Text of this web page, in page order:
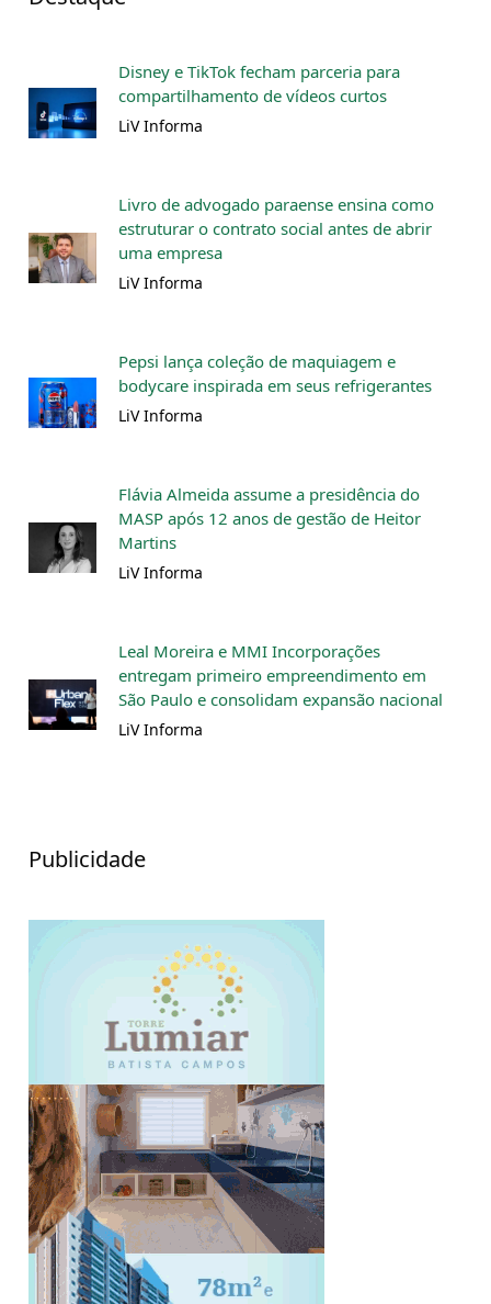
Disney e TikTok fecham parceria para
compartilhamento de vídeos curtos
LiV Informa
Livro de advogado paraense ensina como
estruturar o contrato social antes de abrir
uma empresa
LiV Informa
Pepsi lança coleção de maquiagem e
bodycare inspirada em seus refrigerantes
LiV Informa
Flávia Almeida assume a presidência do
MASP após 12 anos de gestão de Heitor
Martins
LiV Informa
Leal Moreira e MMI Incorporações
entregam primeiro empreendimento em
São Paulo e consolidam expansão nacional
LiV Informa
Publicidade